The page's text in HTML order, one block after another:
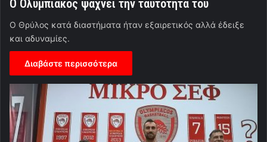
Ο Ολυμπιακός ψάχνει την ταυτότητά του
Ο Θρύλος κατά διαστήματα ήταν εξαιρετικός αλλά έδειξε
και αδυναμίες.
Διαβάστε περισσότερα